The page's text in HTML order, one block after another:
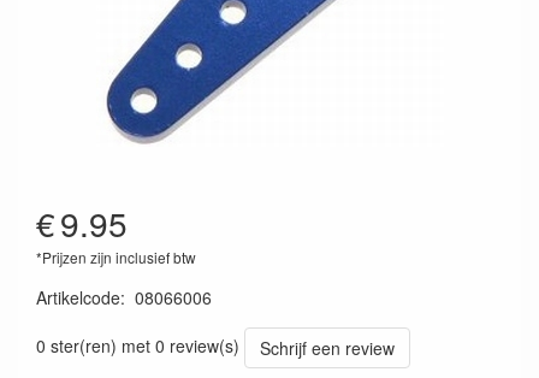
€9.95
*Prijzen zijn inclusief btw
Artikelcode: 08066006
0 ster(ren) met 0 review(s)
Schrijf een review